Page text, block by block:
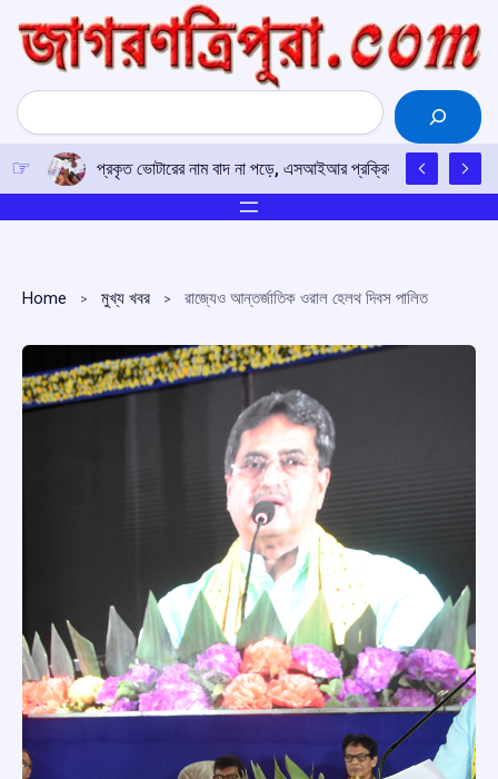
content
Search
বিদ্যুৎ বিল বৃদ্ধি ও স্মার্ট মিটার নিয়ে ক্ষোভ, গোমতী জেলা যুব কংগ্রেসের
Home মুখ্য খবর রাজ্যেও আন্তর্জাতিক ওরাল হেলথ দিবস পালিত